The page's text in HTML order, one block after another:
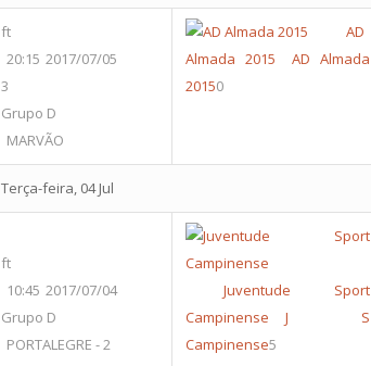
ft
2017/07/05
20:15
3
Grupo D
MARVÃO
AD
Almada 2015
AD Almada
20150
Terça-feira, 04 Jul
ft
2017/07/04
10:45
Grupo D
PORTALEGRE - 2
Juventude Sport
Campinense
J S
Campinense5